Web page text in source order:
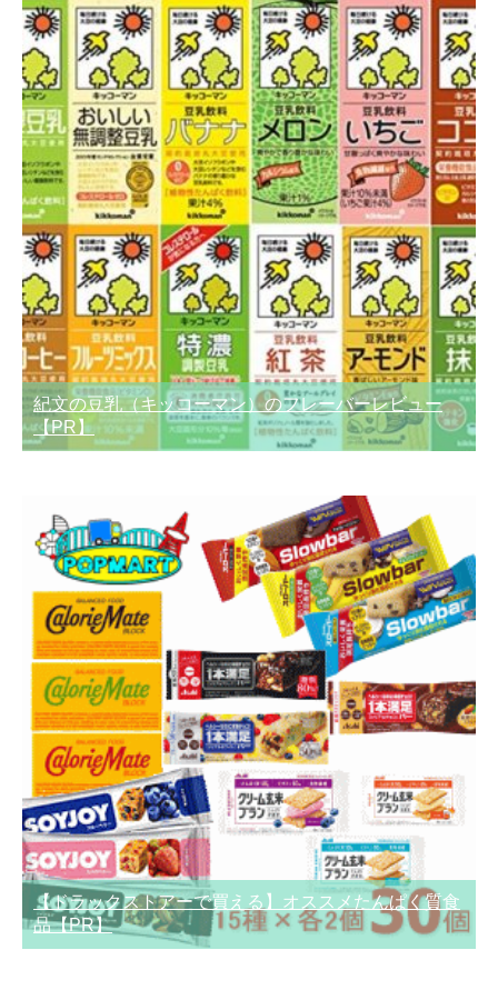
紀文の豆乳（キッコーマン）のフレーバーレビュー
【PR】
【ドラックストアーで買える】オススメたんぱく質食
品【PR】